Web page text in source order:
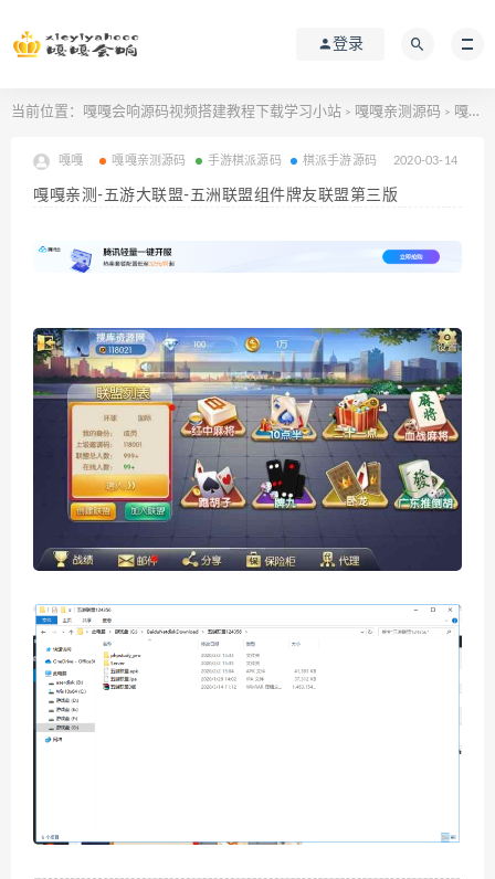
登录
当前位置： 嘎嘎会响源码视频搭建教程下载学习小站 > 嘎嘎亲测源码 > 嘎嘎亲测-五游大联盟-五洲联盟组件牌友联盟第三版
嘎嘎 嘎嘎亲测源码 手游棋派源码 棋派手游源码 2020-03-14
嘎嘎亲测-五游大联盟-五洲联盟组件牌友联盟第三版